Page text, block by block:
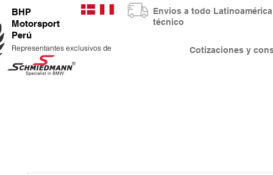
BHP
Motorsport
Perú
Representantes exclusivos de Cotizaciones y
Envios a todo
técnico